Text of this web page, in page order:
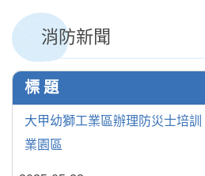
消防新聞
標 題
大甲幼獅工業區辦理防災士培
業園區